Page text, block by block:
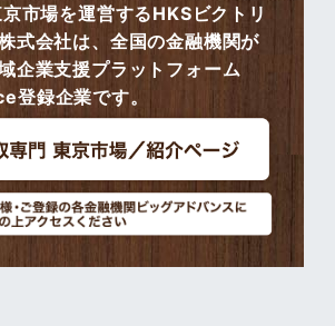
市場を運営するHKSビクトリ
式会社は、全国の金融機関が
企業支援プラットフォーム
録企業です。